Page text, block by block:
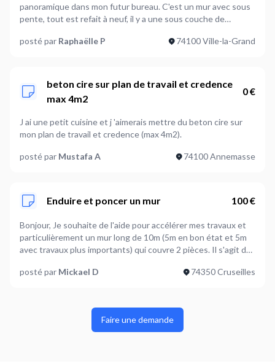
panoramique dans mon futur bureau. C'est un mur avec sous
pente, tout est refait à neuf, il y a une sous couche de
sous pente et je vous ai mis un visuel du rendu espéré :)
posté par Raphaëlle P 74100 Ville-la-Grand
beton cire sur plan de travail et credence
max 4m2
0 €
J ai une petit cuisine et j 'aimerais mettre du beton cire sur
mon plan de travail et credence (max 4m2).
posté par Mustafa A 74100 Annemasse
Enduire et poncer un mur 100 €
Bonjour, Je souhaite de l'aide pour accélérer mes travaux et
particulièrement un mur long de 10m (5m en bon état et 5m
avec travaux plus importants) qui couvre 2 pièces. Il s'agit de
posté par Mickael D 74350 Cruseilles
Faire une demande